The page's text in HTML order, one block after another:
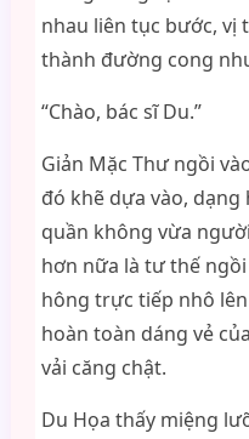
nhau liên tục bước, vị
thành đường cong
“Chào, bác sĩ Du.”
Giản Mặc Thư ngồi
đó khẽ dựa vào,
quần không vừa
hơn nữa là tư thế
hông trực tiếp nhô
hoàn toàn dáng vẻ
vải căng chật.
Du Họa thấy miệng